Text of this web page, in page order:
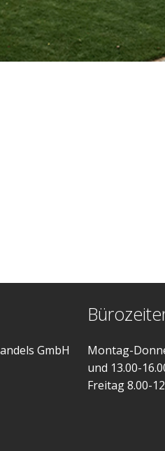
GmbH
Montag-
und 13.00-
Freitag 8.00-